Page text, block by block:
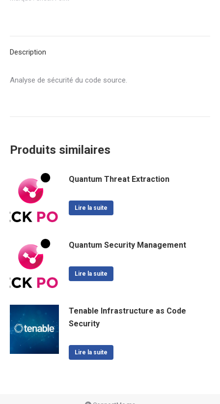
Description
Analyse de sécurité du code source.
Produits similaires
Quantum Threat Extraction
Lire la suite
Quantum Security Management
Lire la suite
Tenable Infrastructure as Code
Security
Lire la suite